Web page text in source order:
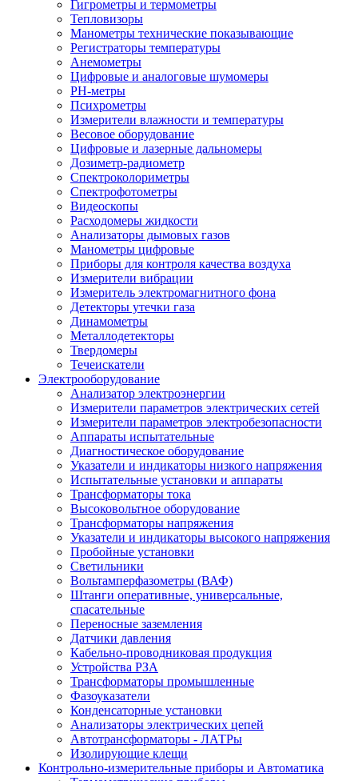
Гигрометры и термометры
Тепловизоры
Манометры технические показывающие
Регистраторы температуры
Анемометры
Цифровые и аналоговые шумомеры
PH-метры
Психрометры
Измерители влажности и температуры
Весовое оборудование
Цифровые и лазерные дальномеры
Дозиметр-радиометр
Спектроколориметры
Спектрофотометры
Видеоскопы
Расходомеры жидкости
Анализаторы дымовых газов
Манометры цифровые
Приборы для контроля качества воздуха
Измерители вибрации
Измеритель электромагнитного фона
Детекторы утечки газа
Динамометры
Металлодетекторы
Твердомеры
Течеискатели
Электрооборудование
Анализатор электроэнергии
Измерители параметров электрических сетей
Измерители параметров электробезопасности
Аппараты испытательные
Диагностическое оборудование
Указатели и индикаторы низкого напряжения
Испытательные установки и аппараты
Трансформаторы тока
Высоковольтное оборудование
Трансформаторы напряжения
Указатели и индикаторы высокого напряжения
Пробойные установки
Светильники
Вольтамперфазометры (ВАФ)
Штанги оперативные, универсальные,
спасательные
Переносные заземления
Датчики давления
Кабельно-проводниковая продукция
Устройства РЗА
Трансформаторы промышленные
Фазоуказатели
Конденсаторные установки
Анализаторы электрических цепей
Автотрансформаторы - ЛАТРы
Изолирующие клещи
Контрольно-измерительные приборы и Автоматика